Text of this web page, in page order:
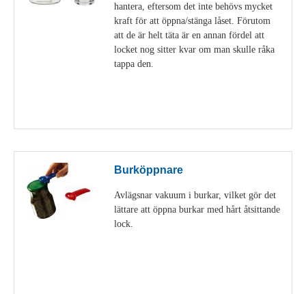
hantera, eftersom det inte behövs mycket
kraft för att öppna/stänga låset. Förutom
att de är helt täta är en annan fördel att
locket nog sitter kvar om man skulle råka
tappa den.
Burköppnare
Avlägsnar vakuum i burkar, vilket gör det
lättare att öppna burkar med hårt åtsittande
lock.